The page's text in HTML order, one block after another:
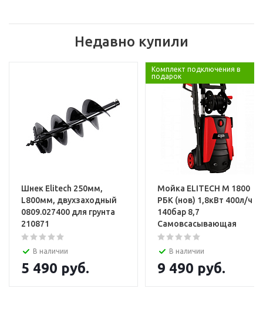
Недавно купили
Шнек Elitech 250мм,
L800мм, двухзаходный
0809.027400 для грунта
210871
В наличии
5 490 руб.
Комплект подключения в
подарок
Мойка ELITECH М 1800
РБК (нов) 1,8кВт 400л/ч
140бар 8,7
Самовсасывающая
В наличии
9 490 руб.